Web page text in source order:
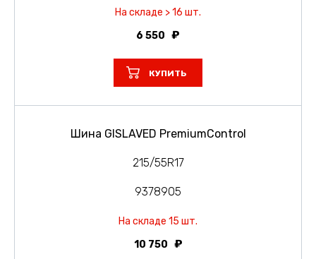
На складе > 16 шт.
6 550
КУПИТЬ
Шина GISLAVED PremiumControl
215/55R17
9378905
На складе 15 шт.
10 750